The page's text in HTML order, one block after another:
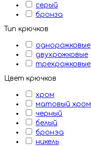
серый
бронза
Тип крючков
однорожковые
двухрожковые
трехрожковые
Цвет крючков
хром
матовый хром
черный
белый
бронэа
никель